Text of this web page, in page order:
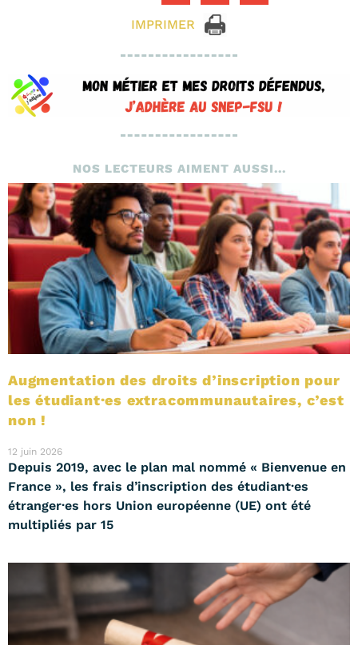
IMPRIMER
NOS LECTEURS AIMENT AUSSI...
Augmentation des droits d’inscription pour
les étudiant·es extracommunautaires, c’est
non !
12 juin 2026
Depuis 2019, avec le plan mal nommé « Bienvenue en
France », les frais d’inscription des étudiant·es
étranger·es hors Union européenne (UE) ont été
multipliés par 15